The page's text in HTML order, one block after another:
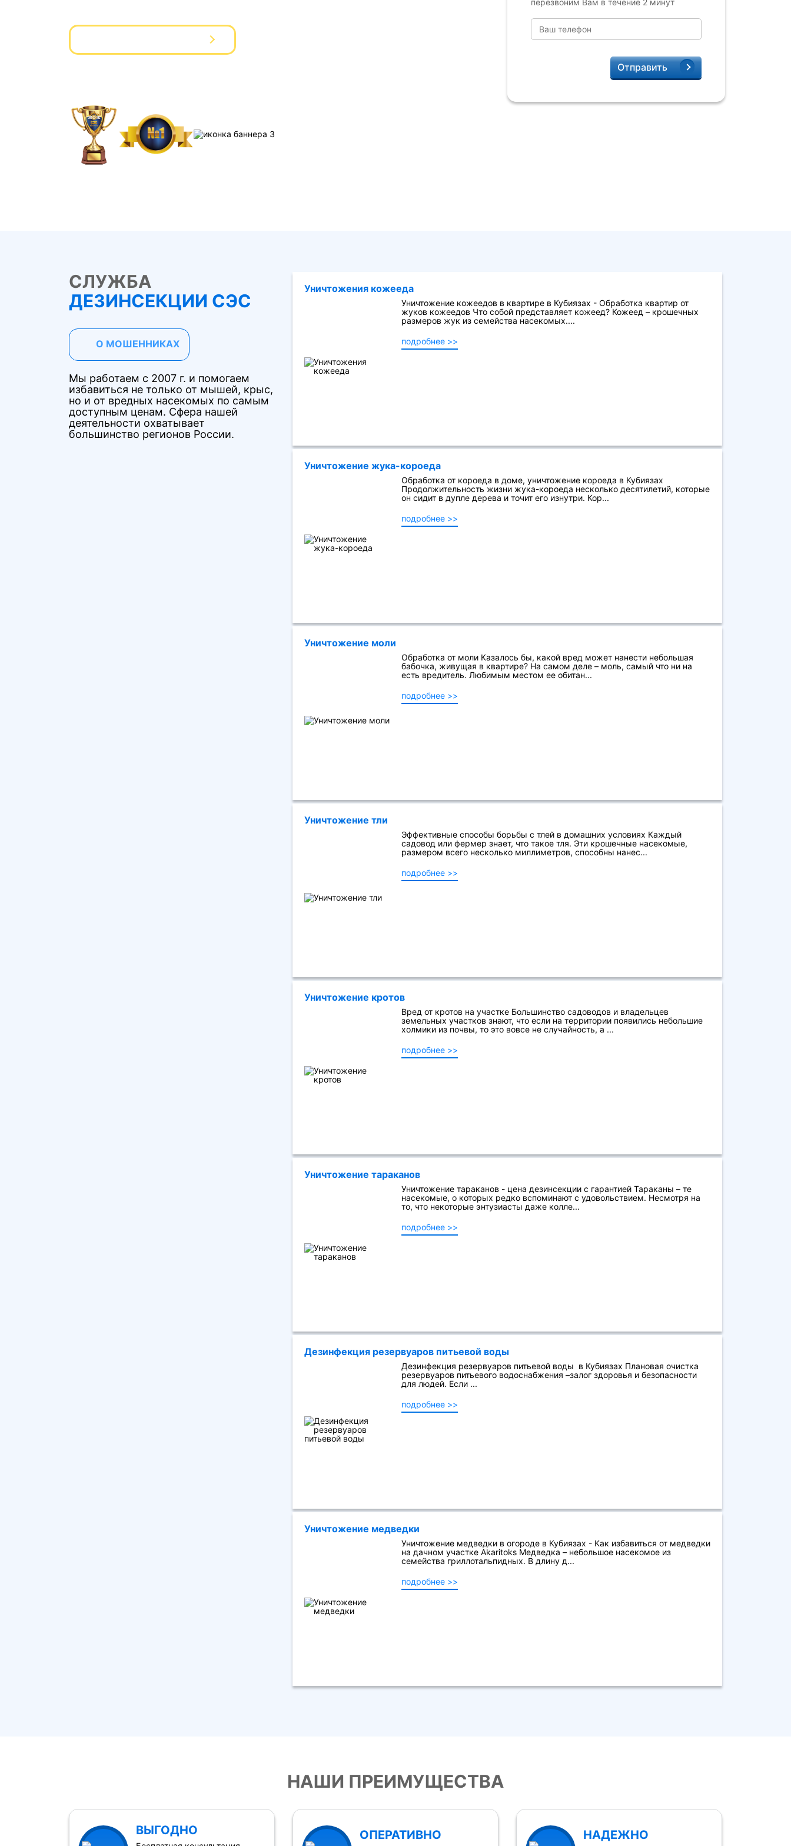
перезвоним Вам в течение 2 минут
Отправить
СЛУЖБА
ДЕЗИНСЕКЦИИ СЭС
О МОШЕННИКАХ
Мы работаем с 2007 г. и помогаем
избавиться не только от мышей, крыс,
но и от вредных насекомых по самым
доступным ценам. Сфера нашей
деятельности охватывает
большинство регионов России.
Уничтожения кожееда
Уничтожение кожеедов в квартире в Кубиязах - Обработка квартир от
жуков кожеедов Что собой представляет кожеед? Кожеед – крошечных
размеров жук из семейства насекомых....
подробнее >>
Уничтожение жука-короеда
Обработка от короеда в доме, уничтожение короеда в Кубиязах
Продолжительность жизни жука-короеда несколько десятилетий, которые
он сидит в дупле дерева и точит его изнутри. Кор...
подробнее >>
Уничтожение моли
Обработка от моли Казалось бы, какой вред может нанести небольшая
бабочка, живущая в квартире? На самом деле – моль, самый что ни на
есть вредитель. Любимым местом ее обитан...
подробнее >>
Уничтожение тли
Эффективные способы борьбы с тлей в домашних условиях Каждый
садовод или фермер знает, что такое тля. Эти крошечные насекомые,
размером всего несколько миллиметров, способны нанес...
подробнее >>
Уничтожение кротов
Вред от кротов на участке Большинство садоводов и владельцев
земельных участков знают, что если на территории появились небольшие
холмики из почвы, то это вовсе не случайность, а ...
подробнее >>
Уничтожение тараканов
Уничтожение тараканов - цена дезинсекции с гарантией Тараканы – те
насекомые, о которых редко вспоминают с удовольствием. Несмотря на
то, что некоторые энтузиасты даже колле...
подробнее >>
Дезинфекция резервуаров питьевой воды
Дезинфекция резервуаров питьевой воды в Кубиязах Плановая очистка
резервуаров питьевого водоснабжения –залог здоровья и безопасности
для людей. Если ...
подробнее >>
Уничтожение медведки
Уничтожение медведки в огороде в Кубиязах - Как избавиться от медведки
на дачном участке Akaritoks Медведка – небольшое насекомое из
семейства гриллотальпидных. В длину д...
подробнее >>
НАШИ ПРЕИМУЩЕСТВА
ВЫГОДНО ОПЕРАТИВНО НАДЕЖНО